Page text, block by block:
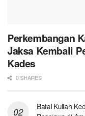
Perkembangan
Jaksa Kembali
Kades
0 SHARES
Batal Kuliah